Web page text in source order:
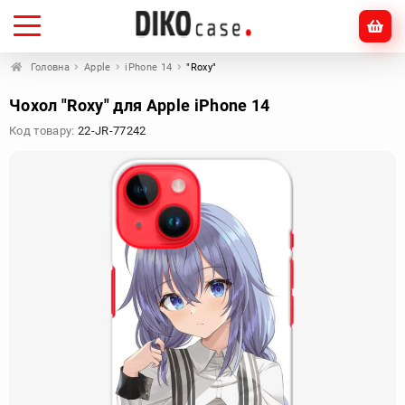
Головна Apple iPhone 14 "Roxy"
Чохол "Roxy" для Apple iPhone 14
Код товару: 22-JR-77242